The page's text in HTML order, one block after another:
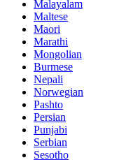
Malayalam
Maltese
Maori
Marathi
Mongolian
Burmese
Nepali
Norwegian
Pashto
Persian
Punjabi
Serbian
Sesotho